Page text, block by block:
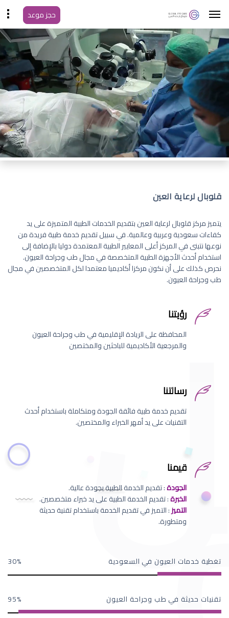
حجز موعد
قلوبال لرعاية العين
يتميز مركز قلوبال لرعاية العين بتقديم الخدمات الطبية المتميزة على يد
كفاءات سعودية وعربية وعالمية. في سبيل تقديم خدمة طبية فريدة من
نوعها نتبنى في المركز أعلى المعايير الطبية المعتمدة دوليا بالإضافة إلى
استخدام أحدث الأجهزة الطبية المتخصصة في مجال طب وجراحة العيون.
نحرص كذلك على أن نكون مركزا أكاديميا معتمدا لكل المتخصصين في مجال
طب وجراحة العيون.
رؤيتنا
المحافظة على الريادة الإقليمية في طب وجراحة العيون
والمرجعية الأكاديمية للباحثين والمختصين
رسالتنا
تقديم خدمة طبية فائقة الجودة ومتكاملة باستخدام أحدث
التقنيات على يد أمهر الخبراء والمختصين.
قيمنا
الجودة: تقديم الخدمة الطبية بجودة عالية.
الخبرة: تقديم الخدمة الطبية على يد خبراء متخصصين.
التميز: التميز في تقديم الخدمة باستخدام تقنية حديثة
ومتطورة.
تغطية خدمات العيون في السعودية 30
تقنيات حديثة في طب وجراحة العيون 95